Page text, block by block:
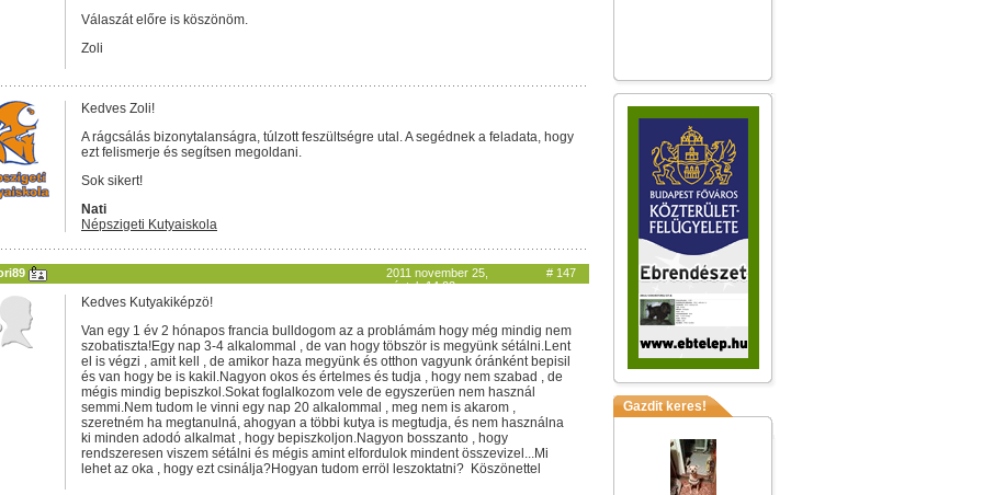
Válaszát előre is köszönöm.
Zoli
Kedves Zoli!
A rágcsálás bizonytalanságra, túlzott feszültségre utal. A segédnek a feladata, hogy
ezt felismerje és segítsen megoldani.
Sok sikert!
Nati
Népszigeti Kutyaiskola
2011 november 25,
péntek 14:02
# 147
Kedves Kutyakiképzö!
Van egy 1 év 2 hónapos francia bulldogom az a problámám hogy még mindig nem
szobatiszta!Egy nap 3-4 alkalommal , de van hogy töbször is megyünk sétálni.Lent
el is végzi , amit kell , de amikor haza megyünk és otthon vagyunk óránként bepisil
és van hogy be is kakil.Nagyon okos és értelmes és tudja , hogy nem szabad , de
mégis mindig bepiszkol.Sokat foglalkozom vele de egyszerüen nem használ
semmi.Nem tudom le vinni egy nap 20 alkalommal , meg nem is akarom ,
szeretném ha megtanulná, ahogyan a többi kutya is megtudja, és nem használna
ki minden adodó alkalmat , hogy bepiszkoljon.Nagyon bosszanto , hogy
rendszeresen viszem sétálni és mégis amint elfordulok mindent összevizel...Mi
lehet az oka , hogy ezt csinálja?Hogyan tudom erröl leszoktatni? Köszönettel
Gazdit keres!